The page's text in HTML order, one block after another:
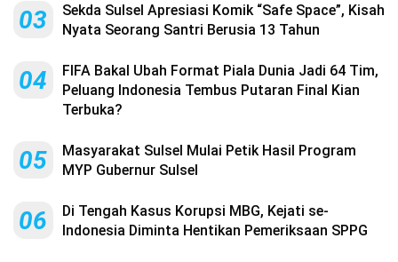
03
Sekda Sulsel Apresiasi Komik “Safe Space”, Kisah
Nyata Seorang Santri Berusia 13 Tahun
04
FIFA Bakal Ubah Format Piala Dunia Jadi 64 Tim,
Peluang Indonesia Tembus Putaran Final Kian
Terbuka?
05
Masyarakat Sulsel Mulai Petik Hasil Program
MYP Gubernur Sulsel
06
Di Tengah Kasus Korupsi MBG, Kejati se-
Indonesia Diminta Hentikan Pemeriksaan SPPG